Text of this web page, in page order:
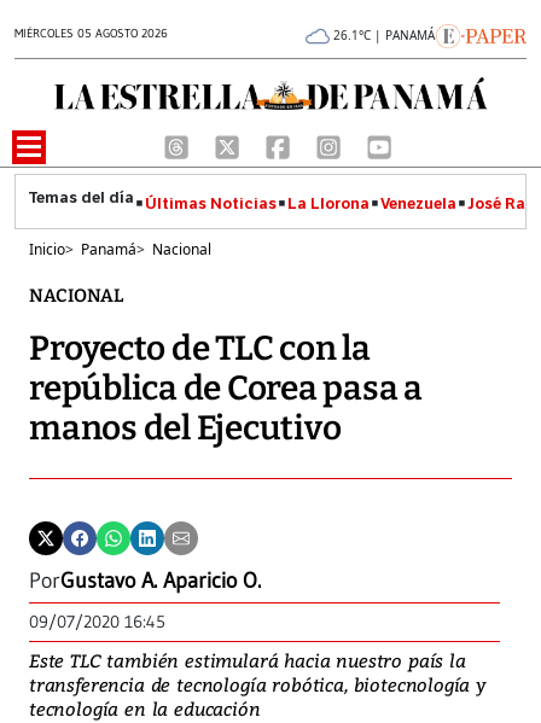
MIÉRCOLES 05 AGOSTO 2026 26.1°C | PANAMÁ
Últimas Noticias La Llorona Venezuela José
Inicio> Panamá> Nacional
NACIONAL
Proyecto de TLC con la
república de Corea pasa a
manos del Ejecutivo
PorGustavo A. Aparicio O.
09/07/2020 16:45
Este TLC también estimulará hacia nuestro país la
transferencia de tecnología robótica, biotecnología y
tecnología en la educación